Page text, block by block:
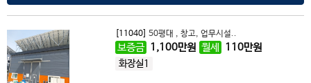
[11040] 50평대 , 창고, 업무시설..
보증금 1,100만원 월세 110만원
화장실1